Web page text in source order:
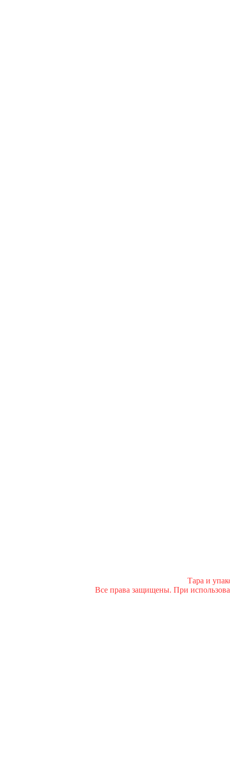
Тара и
Все права защищены. При